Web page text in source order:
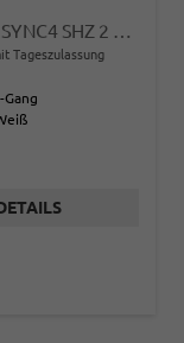
TREND 320 L1H1 KLIMAAUTOMATIK SYNC4 SHZ 2 X EINPARKHILFE KAMERA 5JG
Tageszulassung
Gang